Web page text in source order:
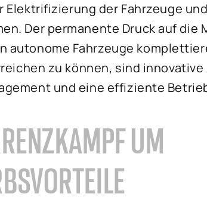
Elektrifizierung der Fahrzeuge
Der permanente Druck auf die
autonome Fahrzeuge
zu können, sind innovative
und eine effiziente
UM